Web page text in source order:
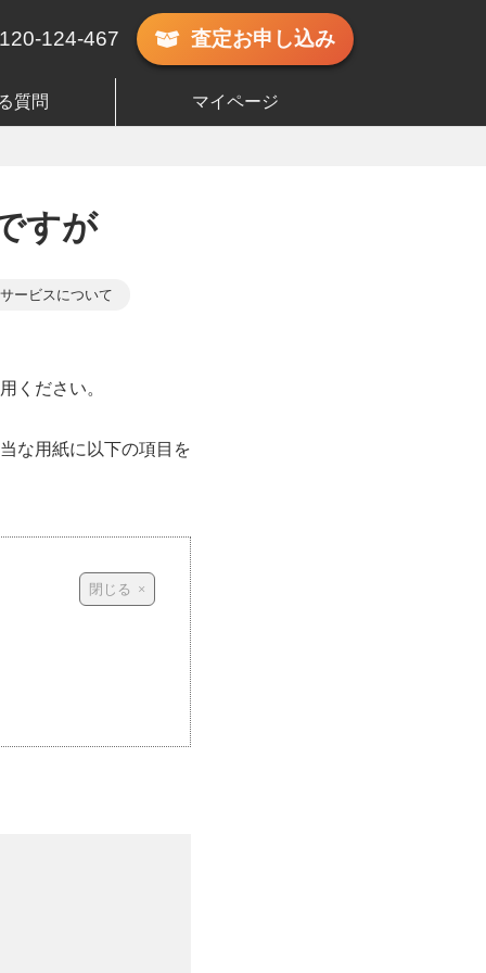
124-467 査定お申し込み
質問 マイページ
すが
ービスについて
ください。
な用紙に以下の項目を